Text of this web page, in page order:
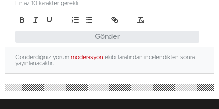
Gönder
En az 10 karakter gerekli
Gönderdiğiniz yorum moderasyon ekibi tarafından incelendikten sonra
yayınlanacaktır.